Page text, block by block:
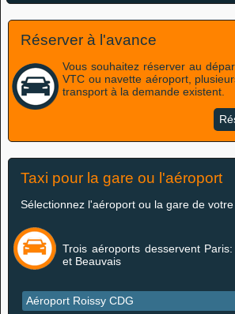
Réserver à l'avance
Vous souhaitez réserver au
VTC ou navette aéroport,
transport à la demande existent.
Taxi pour la gare ou l'aéroport
Sélectionnez l'aéroport ou la gare de votre
Trois aéroports desservent
et Beauvais
Aéroport Roissy CDG